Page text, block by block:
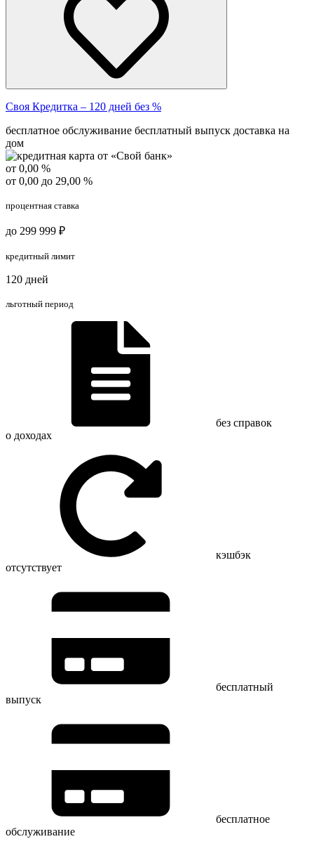
Своя Кредитка – 120 дней без %
бесплатное обслуживание бесплатный выпуск доставка на
дом
от 0,00 %
от 0,00 до 29,00 %
процентная ставка
до 299 999 ₽
кредитный лимит
120 дней
льготный период
без справок
о доходах
кэшбэк
отсутствует
бесплатный
выпуск
бесплатное
обслуживание